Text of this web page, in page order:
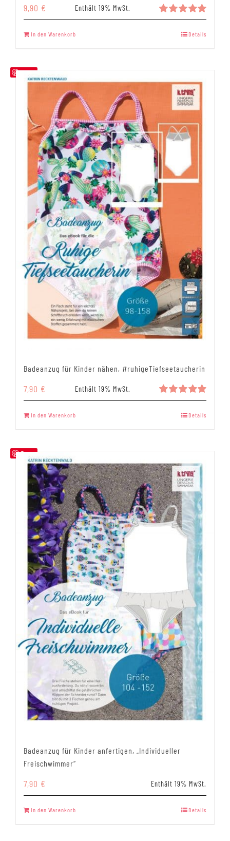
Bewertet
5.00
9,90 € Enthält 19% MwSt.
In den Warenkorb Details
Save
Badeanzug für Kinder nähen, #ruhigeTiefseetaucherin
Bewertet
5.00
7,90 € Enthält 19% MwSt.
In den Warenkorb Details
Save
Badeanzug für Kinder anfertigen, „Individueller
Freischwimmer“
7,90 € Enthält 19% MwSt.
In den Warenkorb Details